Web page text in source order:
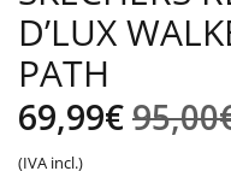
D’LUX
PATH
95,00
69,99€
(IVA incl.)